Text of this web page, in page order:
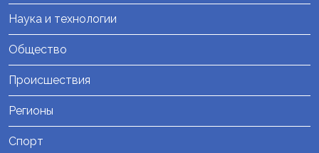
Наука и технологии
Общество
Происшествия
Регионы
Спорт